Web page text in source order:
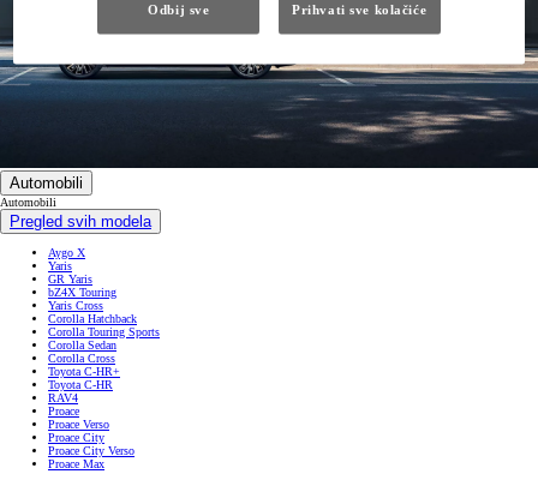
Automobili
Automobili
Pregled svih modela
Aygo X
Yaris
GR Yaris
bZ4X Touring
Yaris Cross
Corolla Hatchback
Corolla Touring Sports
Corolla Sedan
Corolla Cross
Toyota C-HR+
Toyota C-HR
RAV4
Proace
Proace Verso
Proace City
Proace City Verso
Proace Max
Odbij sve Prihvati sve kolačiće